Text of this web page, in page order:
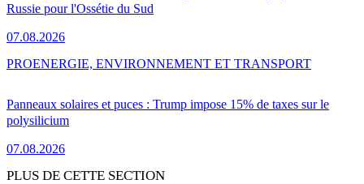
Russie pour l'Ossétie du Sud
07.08.2026
Panneaux solaires et puces : Trump impose 15% de taxes sur le
polysilicium
07.08.2026
PROENERGIE, ENVIRONNEMENT ET TRANSPORT
PLUS DE CETTE SECTION